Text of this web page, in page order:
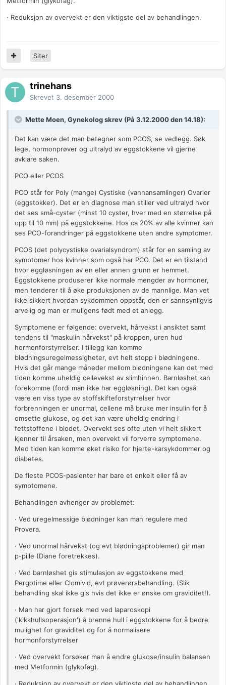
· Reduksjon av overvekt er den viktigste del av behandlingen.
Siter
trinehans
Skrevet 3. desember 2000
Mette Moen, Gynekolog skrev (På 3.12.2000 den 14.18):
Det kan være det man betegner som PCOS, se vedlegg. Søk
lege, hormonprøver og ultralyd av eggstokkene vil gjerne
avklare saken.
PCO eller PCOS
PCO står for Poly (mange) Cystiske (vannansamlinger) Ovarier
(eggstokker). Det er en diagnose man stiller ved ultralyd hvor
det ses små-cyster (minst 10 cyster, hver med en størrelse på
opp til 10 mm) på eggstokkene. Hos ca 20% av alle kvinner kan
ses PCO-forandringer på eggstokkene uten andre symptomer.
PCOS (det polycystiske ovarialsyndrom) står for en samling av
symptomer hos kvinner som også har PCO. Det er en tilstand
hvor eggløsningen av en eller annen grunn er hemmet.
Eggstokkene produserer ikke normale mengder av hormoner,
men tenderer til å øke produksjonen av de mannlige. Man vet
ikke sikkert hvordan sykdommen oppstår, den er sannsynligvis
arvelig og man er muligens født med et anlegg.
Symptomene er følgende: overvekt, hårvekst i ansiktet samt
tendens til "maskulin hårvekst" på kroppen, uren hud
hormonforstyrrelser. I tillegg kan komme
blødningsuregelmessigheter, evt helt stopp i blødningene.
Hvis det går mange måneder mellom blødningene kan det med
tiden komme uheldig cellevekst av slimhinnen. Barnløshet kan
forekomme (fordi man ikke har eggløsning). Det kan også
være en viss type av stoffskifteforstyrrelser hvor
forbrenningen er unormal, cellene må bruke mer insulin for å
omsette glukose, og det kan være uheldig endring i
fettstoffene i blodet. Overvekt ses ofte uten vi helt sikkert
kjenner til årsaken, men overvekt vil forverre symptomene.
Med tiden kan komme øket risiko for hjerte-karsykdommer og
diabetes.
De fleste PCOS-pasienter har bare et enkelt eller få av
symptomene.
Behandlingen avhenger av problemet:
· Ved uregelmessige blødninger kan man regulere med
Provera.
· Ved unormal hårvekst (og evt blødningsproblemer) gir man
p-pille (Diane foretrekkes).
· Ved barnløshet gis stimulasjon av eggstokkene med
Pergotime eller Clomivid, evt prøverørsbehandling. (Slik
behandling skal ikke gis hvis det ikke er ønske om graviditet!).
· Man har gjort forsøk med ved laparoskopi
('kikkhullsoperasjon') å brenne hull i eggstokkene for å bedre
mulighet for graviditet og for å normalisere
hormonforstyrrelser
· Ved overvekt forsøker man å endre glukose/insulin balansen
med Metformin (glykofag).